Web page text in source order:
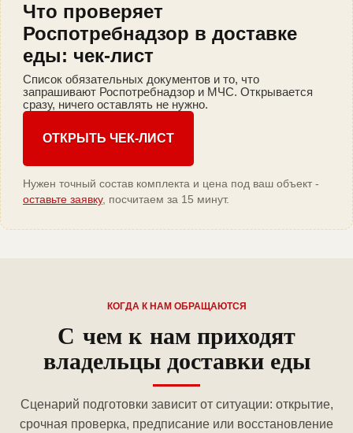
Что проверяет
Роспотребнадзор в доставке
еды: чек-лист
Список обязательных документов и то, что
запрашивают Роспотребнадзор и МЧС. Открывается
сразу, ничего оставлять не нужно.
ОТКРЫТЬ ЧЕК-ЛИСТ
Нужен точный состав комплекта и цена под ваш объект -
оставьте заявку, посчитаем за 15 минут.
КОГДА К НАМ ОБРАЩАЮТСЯ
С чем к нам приходят
владельцы доставки еды
Сценарий подготовки зависит от ситуации: открытие,
срочная проверка, предписание или восстановление